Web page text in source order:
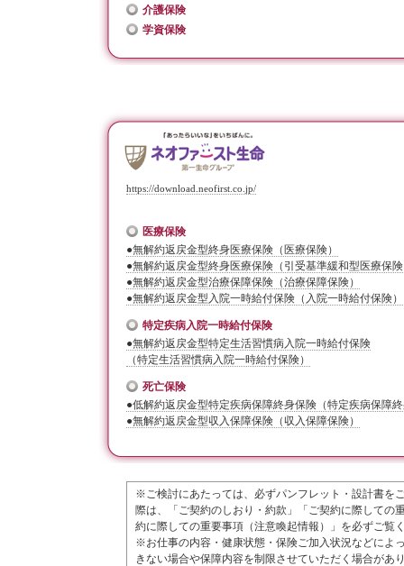
介護保険
学資保険
https://download.neofirst.co.jp/
医療保険
●無解約返戻金型終身医療保険（医療保険）
●無解約返戻金型終身医療保険（引受基準緩和型医療保
●無解約返戻金型治療保障保険（治療保障保険）
●無解約返戻金型入院一時給付保険（入院一時給付保険）
特定疾病入院一時給付保険
●無解約返戻金型特定生活習慣病入院一時給付保険
（特定生活習慣病入院一時給付保険）
死亡保険
●低解約返戻金型特定疾病保障終身保険（特定疾病保障
●無解約返戻金型収入保障保険（収入保障保険）
※ご検討にあたっては、必ずパンフレット・設計書を
際は、「ご契約のしおり・約款」「ご契約に際しての
約に際しての重要事項（注意喚起情報）」を必ずご覧
※お仕事の内容・健康状態・保険ご加入状況などによ
きない場合や保障内容を制限させていただく場合があ